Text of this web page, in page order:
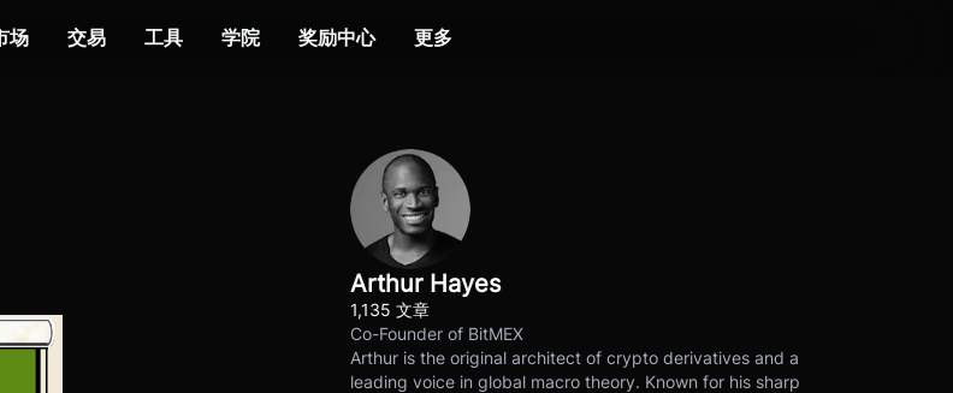
场 交易 工具 学院 奖励中心 更多
Arthur Hayes
1,135 文章
Co-Founder of BitMEX
Arthur is the original architect of crypto derivatives and a
leading voice in global macro theory. Known for his sharp